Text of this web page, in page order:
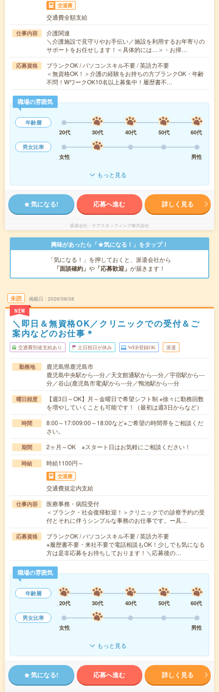
交通費
交通費全額支給
仕事内容
介護関連
＼介護施設で見守りやお手伝い／施設を利用するお年寄りの
サポートをお任せします！＜具体的には…＞・お掃…
応募資格
ブランクOK / パソコンスキル不要 / 英語力不要
＜無資格OK！＞介護の経験をお持ちの方ブランクOK・年齢
不問！WワークOK10名以上募集中！履歴書不…
職場の雰囲気
年齢層
20代
30代 40代 50代
60代
男女比率
女性
男性
もっと見る
気になる! 応募へ進む 詳しく見る
派遣会社 ケアスタッフィング株式会社
興味があったら「★気になる！」をタップ！
「気になる！」を押しておくと、派遣会社から
「面談確約」 や 「応募歓迎」 が届きます！
未読
NEW
掲載日 2026/08/08
＼即日＆無資格OK／クリニックでの受付＆ご
案内などのお仕事＊
交通費別途支給あり 土日祝日が休み WEB登録OK 派遣
勤務地
鹿児島県鹿児島市
鹿児島中央駅から---分／天文館通駅から---分／宇宿駅から---
分／谷山(鹿児島市電)駅から---分／鴨池駅から---分
曜日頻度
【週3日～OK】月～金曜日で希望シフト制 ※徐々に勤務回数
を増やしていくことも可能です！（最初は週3日からなど）
時間
8:00～17:009:00～18:00など※ご希望の時間帯をご相談くだ
さい。
期間 2ヶ月～OK ※スタート日はお気軽にご相談ください！
時給 時給1100円～
交通費
交通費規定内支給
仕事内容
医療事務・病院受付
＜ブランク・社会復帰歓迎！＞クリニックでの診察予約の受
付とそれに伴うシンプルな事務のお仕事です。ー具…
応募資格
ブランクOK / パソコンスキル不要 / 英語力不要
※履歴書不要・来社不要で電話相談もOK！少しでも気になる
方は是非応募をお待ちしております！＼応募後の…
職場の雰囲気
年齢層
20代
30代 40代 50代
60代
男女比率
女性
男性
もっと見る
気になる! 応募へ進む 詳しく見る